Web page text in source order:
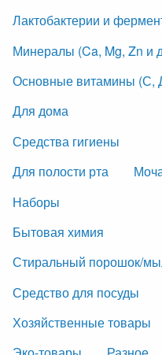
Лактобактерии и
Минералы (Ca, Mg, Zn и
Основные витамины (С,
Для дома
Средства гигиены
Для полости рта
Наборы
Бытовая химия
Стиральный порошок/
Средство для посуды
Хозяйственные товары